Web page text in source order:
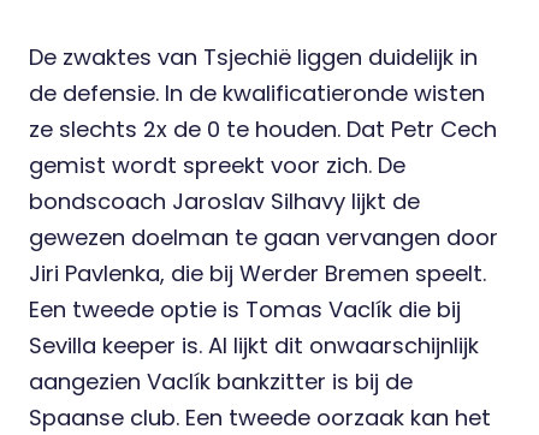
De zwaktes van Tsjechië liggen duidelijk in
de defensie. In de kwalificatieronde wisten
ze slechts 2x de 0 te houden. Dat Petr Cech
gemist wordt spreekt voor zich. De
bondscoach Jaroslav Silhavy lijkt de
gewezen doelman te gaan vervangen door
Jiri Pavlenka, die bij Werder Bremen speelt.
Een tweede optie is Tomas Vaclík die bij
Sevilla keeper is. Al lijkt dit onwaarschijnlijk
aangezien Vaclík bankzitter is bij de
Spaanse club. Een tweede oorzaak kan het